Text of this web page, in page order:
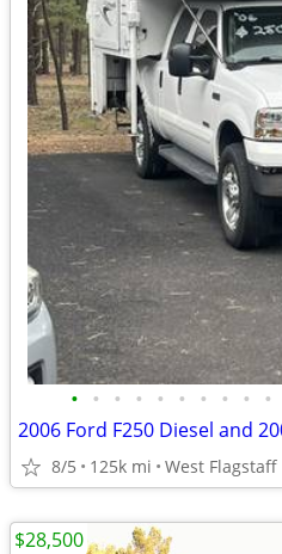
• • • • • • • • • •
2006 Ford F250 Diesel and
8/5 125k mi West Flagstaff
$28,500